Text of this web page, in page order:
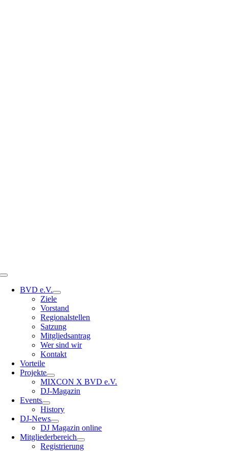
Toggle
NavigationBVD e.V.
Ziele
Vorstand
Regionalstellen
Satzung
Mitgliedsantrag
Wer sind wir
Kontakt
Vorteile
Projekte
MIXCON X BVD e.V.
DJ-Magazin
Events
History
DJ-News
DJ Magazin online
Mitgliederbereich
Registrierung